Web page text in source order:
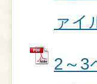
ァイ
2～3